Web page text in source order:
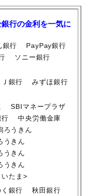
行の金利を一気に
銀行
PayPay銀行
ソニー銀行
銀行
みずほ銀行
SBIマネープラザ
中央労働金庫
ろうきん
うきん
うきん
うきん
たま>
銀行
秋田銀行